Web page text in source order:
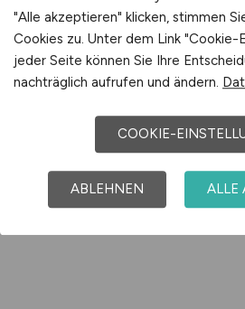
"Alle akzeptieren" klicken, stimmen
Cookies zu. Unter dem Link "Cookie-
jeder Seite können Sie Ihre
nachträglich aufrufen und ändern.
COOKIE-
ABLEHNEN ALLE